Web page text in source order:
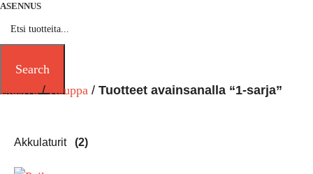
ASENNUS
Search
Etusivu
Kauppa Tuotteet avainsanalla “1-sarja”
Akkulaturit (2)